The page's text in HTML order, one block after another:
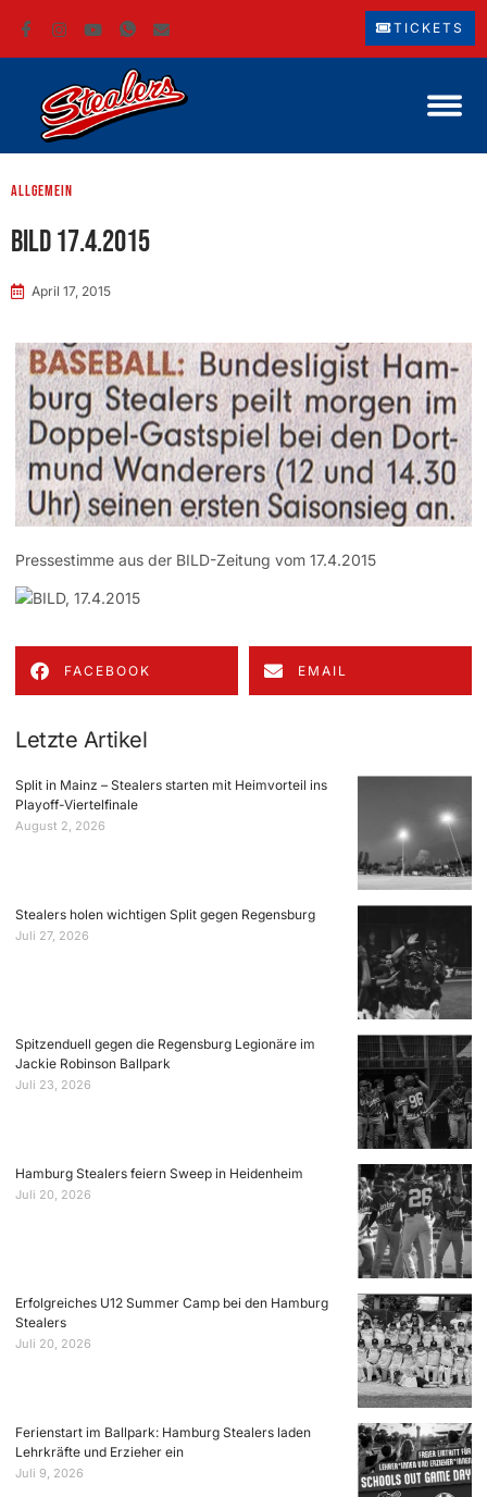
TICKETS
Allgemein
BILD 17.4.2015
April 17, 2015
Pressestimme aus der BILD-Zeitung vom 17.4.2015
FACEBOOK EMAIL
Letzte Artikel
Split in Mainz – Stealers starten mit Heimvorteil ins
Playoff-Viertelfinale
August 2, 2026
Stealers holen wichtigen Split gegen Regensburg
Juli 27, 2026
Spitzenduell gegen die Regensburg Legionäre im
Jackie Robinson Ballpark
Juli 23, 2026
Hamburg Stealers feiern Sweep in Heidenheim
Juli 20, 2026
Erfolgreiches U12 Summer Camp bei den Hamburg
Stealers
Juli 20, 2026
Ferienstart im Ballpark: Hamburg Stealers laden
Lehrkräfte und Erzieher ein
Juli 9, 2026